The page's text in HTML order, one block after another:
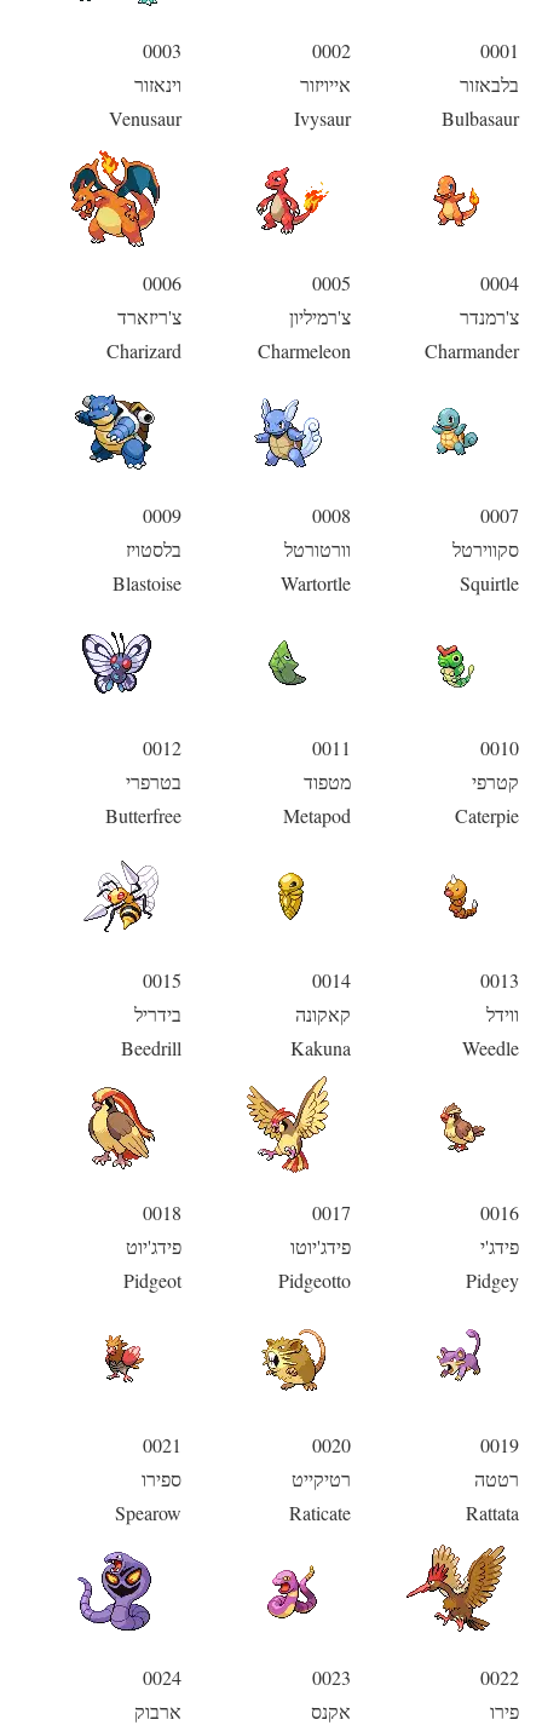
0001
בלבאזור
Bulbasaur
0002
אייויזור
Ivysaur
0003
וינאזור
Venusaur
0004
צ'רמנדר
Charmander
0005
צ'רמיליון
Charmeleon
0006
צ'ריזארד
Charizard
0007
סקווירטל
Squirtle
0008
וורטורטל
Wartortle
0009
בלסטויז
Blastoise
0010
קטרפי
Caterpie
0011
מטפוד
Metapod
0012
בטרפרי
Butterfree
0013
ווידל
Weedle
0014
קאקונה
Kakuna
0015
בידריל
Beedrill
0016
פידג'י
Pidgey
0017
פידג'יוטו
Pidgeotto
0018
פידג'יוט
Pidgeot
0019
רטטה
Rattata
0020
רטיקייט
Raticate
0021
ספירו
Spearow
0022
פירו
0023
אקנס
0024
ארבוק